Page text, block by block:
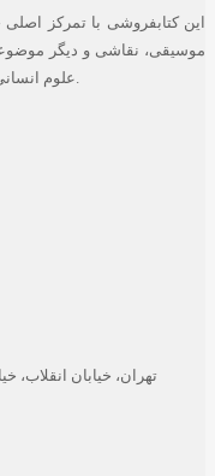
این کتابفروشی با تمرکز اصلی
موسیقی، نقاشی و دیگر
علوم انسانی، علوم اجتماعی و علوم کاربردی را در بر می‌گیرد.